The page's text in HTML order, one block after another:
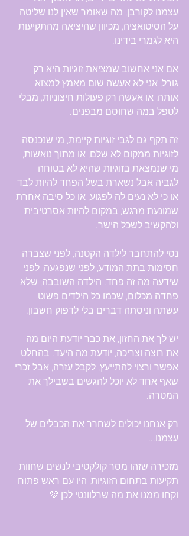
עצמנו לקורבן, מה שאומר שאין לנו שליטה
על הסיטואציה, מכיוון שהיציאה מהתקיעות
היא לגמרי בידינו.
אם אני אחשוב שמציאת זוגיות היא רק
גורל, אני לא אעשה שום מאמץ למצוא
אותה, או אעשה רק פעולות חיצוניות, מבלי
לטפל במה שחוסם מבפנים.
זה תקף גם לגבי זוגיות קיימת, מי שנכנסה
לזוגיות ממקום לא שלם, או מתוך נואשות,
מי שנמצאת בזוגיות שהיא לא בטוחה
לגביה אבל נשארת בשל הפחד להיות לבד
או כי לא נעים לה לפגוע, או כל סיבה אחרת
שמונעת מרגש, במקום להיות אסרטיבית
ולהקשיב לשכל הישר.
נסי להתחבר לילדה הקטנה, לפני שצברה
חסימות בתת המודע, לפני שנפגעה, לפני
שידעה מה זה פחד. הילדה השובבה, שלא
פחדה מכלום, שכמו כל הילדים פשוט
עשתה וניסתה דברים בלי לדפוק חשבון.
יש לך את החזון, את כבר יודעת היום מה
את רוצה וצריכה, יודעת מה היעד. בהחלט
אפשר ורצוי להתייעץ, לקבל עזרה, אבל זכרי
שאף אחד לא יוכל להגשים בשבילך את
המטרה.
רק אנחנו יכולים לשחרר את הכבלים של
עצמנו...
מזכירה שזהו מסר קולקטיבי לנשים שחוות
תקיעות בתחום הזוגיות, היו עם ראש פתוח
וקחו ממנו את מה שרלוונטי לכן 💜